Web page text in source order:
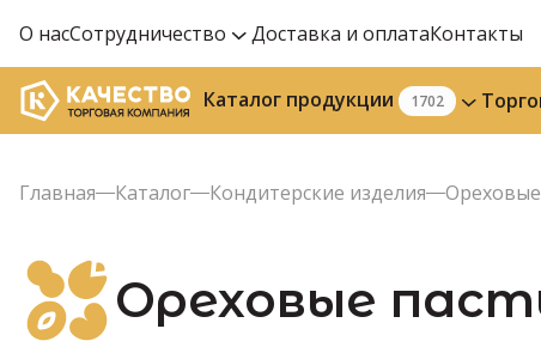
О насСотрудничество Доставка и оплатаКонтакты
Каталог продукции 1702
Главная Каталог Кондитерские изделия
Ореховые